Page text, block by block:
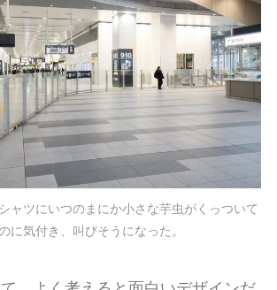
ャツにいつのまにか小さな芋虫がくっついて
に気付き、叫びそうになった。